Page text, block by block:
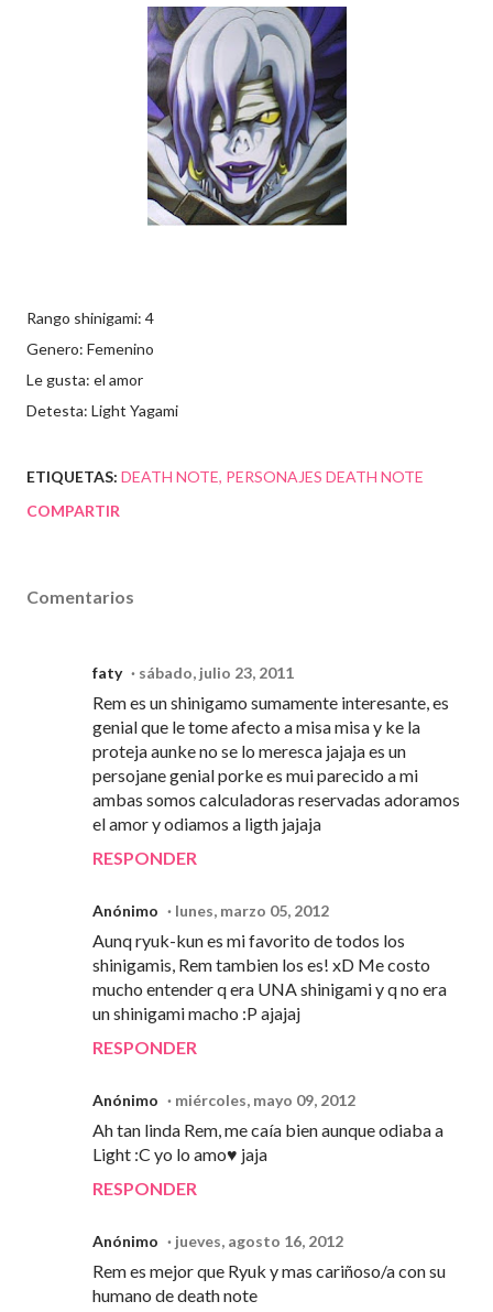
Rango shinigami: 4
Genero: Femenino
Le gusta: el amor
Detesta: Light Yagami
ETIQUETAS: DEATH NOTE PERSONAJES DEATH NOTE
COMPARTIR
Comentarios
faty sábado, julio 23, 2011
Rem es un shinigamo sumamente interesante, es
genial que le tome afecto a misa misa y ke la
proteja aunke no se lo meresca jajaja es un
persojane genial porke es mui parecido a mi
ambas somos calculadoras reservadas adoramos
el amor y odiamos a ligth jajaja
RESPONDER
Anónimo lunes, marzo 05, 2012
Aunq ryuk-kun es mi favorito de todos los
shinigamis, Rem tambien los es! xD Me costo
mucho entender q era UNA shinigami y q no era
un shinigami macho :P ajajaj
RESPONDER
Anónimo miércoles, mayo 09, 2012
Ah tan linda Rem, me caía bien aunque odiaba a
Light :C yo lo amo♥ jaja
RESPONDER
Anónimo jueves, agosto 16, 2012
Rem es mejor que Ryuk y mas cariñoso/a con su
humano de death note